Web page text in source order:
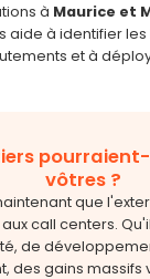
à Maurice et
aide à identifier les
et à
vôtres ?
que
call centers.
de
des gains massifs